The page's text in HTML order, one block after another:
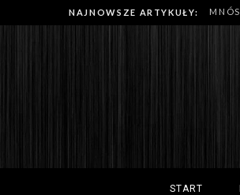
NAJNOWSZE ARTYKUŁY:
START